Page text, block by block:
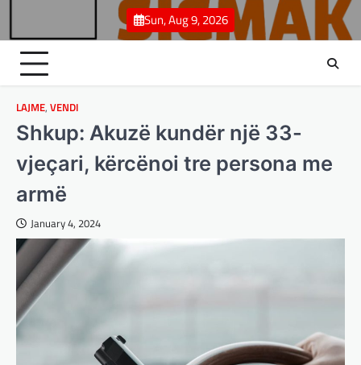
content
Sun, Aug 9, 2026
LAJME, VENDI
Shkup: Akuzë kundër një 33-
vjeçari, kërcënoi tre persona me
armë
January 4, 2024